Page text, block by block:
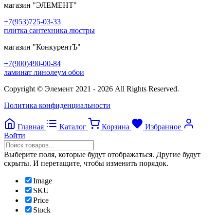
магазин "ЭЛЕМЕНТ"
+7(953)725-03-33
плитка сантехника люстры
магазин "КонкурентЪ"
+7(900)490-00-84
ламинат линолеум обои
Copyright © Элемент 2021 - 2026 All Rights Reserved.
Политика конфиденциальности
Главная Каталог Корзина
Избранное
Войти
Выберите поля, которые будут отображаться. Другие будут
скрыты. И перетащите, чтобы изменить порядок.
Image
SKU
Price
Stock